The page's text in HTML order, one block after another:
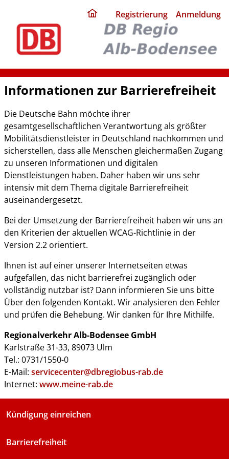
home
page
Registrierung Anmeldung
Informationen zur Barrierefreiheit
Die Deutsche Bahn möchte ihrer
gesamtgesellschaftlichen Verantwortung als größter
Mobilitätsdienstleister in Deutschland nachkommen und
sicherstellen, dass alle Menschen gleichermaßen Zugang
zu unseren Informationen und digitalen
Dienstleistungen haben. Daher haben wir uns sehr
intensiv mit dem Thema digitale Barrierefreiheit
auseinandergesetzt.
Bei der Umsetzung der Barrierefreiheit haben wir uns an
den Kriterien der aktuellen WCAG-Richtlinie in der
Version 2.2 orientiert.
Ihnen ist auf einer unserer Internetseiten etwas
aufgefallen, das nicht barrierefrei zugänglich oder
vollständig nutzbar ist? Dann informieren Sie uns bitte
Über den folgenden Kontakt. Wir analysieren den Fehler
und prüfen die Behebung. Wir danken für Ihre Mithilfe.
Regionalverkehr Alb-Bodensee GmbH
Karlstraße 31-33, 89073 Ulm
Tel.: 0731/1550-0
E-Mail: servicecenter@dbregiobus-rab.de
Internet: www.meine-rab.de
Kündigung einreichen
Barrierefreiheit